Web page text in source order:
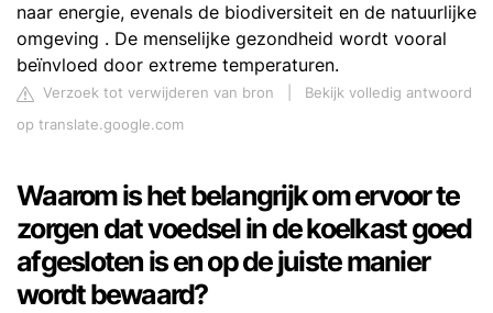
naar energie, evenals de biodiversiteit en de natuurlijke
omgeving . De menselijke gezondheid wordt vooral
beïnvloed door extreme temperaturen.
Verzoek tot verwijderen van bron
Bekijk volledig antwoord
op translate.google.com
Waarom is het belangrijk om ervoor te
zorgen dat voedsel in de koelkast goed
afgesloten is en op de juiste manier
wordt bewaard?